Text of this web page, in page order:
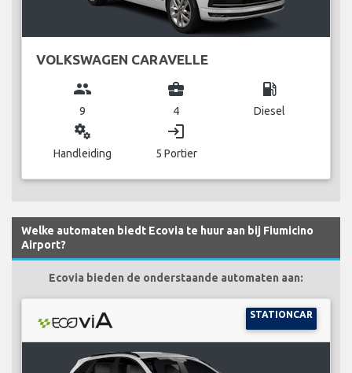
VOLKSWAGEN CARAVELLE
group
9
business_center
4
local_gas_station
Diesel
miscellaneous_services
Handleiding
login
5 Portier
Welke automaten biedt Ecovia te huur aan bij Fiumicino
Airport?
Ecovia bieden de onderstaande automaten aan:
STATIONCAR